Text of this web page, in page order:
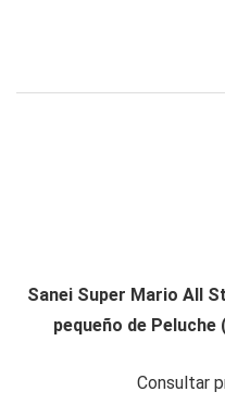
Sanei Super Mario All
pequeño de
Consultar